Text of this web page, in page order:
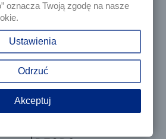

Tomczesci.pl. Wszelkie prawa
oznacza Twoją zgodę na nasze
Ustawienia
Odrzuć
Akceptuj